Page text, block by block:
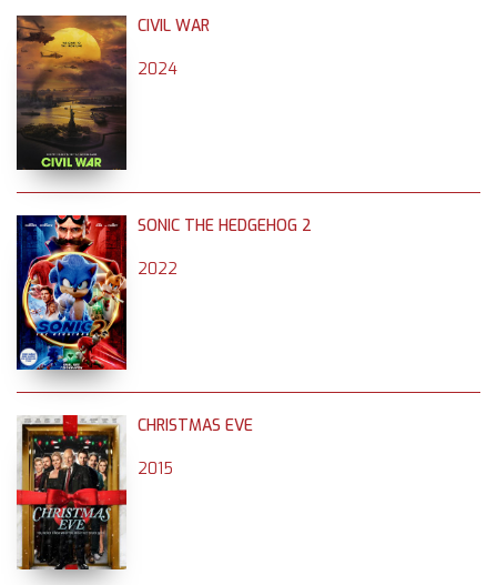
CIVIL WAR
2024
SONIC THE HEDGEHOG 2
2022
CHRISTMAS EVE
2015